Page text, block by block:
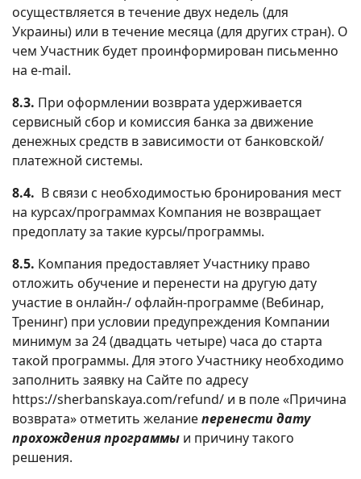
осуществляется в течение двух недель (для
Украины) или в течение месяца (для других стран). О
чем Участник будет проинформирован письменно
на e-mail.
8.3. При оформлении возврата удерживается
сервисный сбор и комиссия банка за движение
денежных средств в зависимости от банковской/
платежной системы.
8.4. В связи с необходимостью бронирования мест
на курсах/программах Компания не возвращает
предоплату за такие курсы/программы.
8.5. Компания предоставляет Участнику право
отложить обучение и перенести на другую дату
участие в онлайн-/ офлайн-программе (Вебинар,
Тренинг) при условии предупреждения Компании
минимум за 24 (двадцать четыре) часа до старта
такой программы. Для этого Участнику необходимо
заполнить заявку на Сайте по адресу
https://sherbanskaya.com/refund/ и в поле «Причина
возврата» отметить желаниеперенести дату
прохождения программы и причину такого
решения.